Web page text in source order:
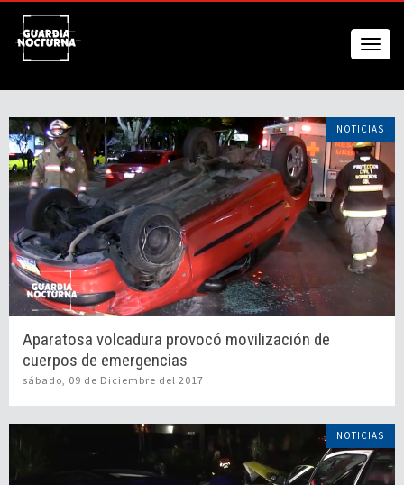
NOTICIAS
Aparatosa volcadura provocó movilización de
cuerpos de emergencias
sábado, 09 de Diciembre del 2017
NOTICIAS